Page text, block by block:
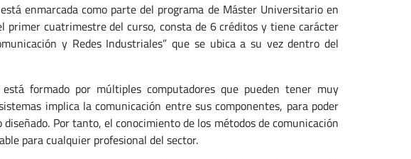
enmarcada como parte del programa de Máster Universitario en
primer cuatrimestre del curso, consta de 6 créditos y tiene carácter
y Redes Industriales” que se ubica a su vez dentro del
formado por múltiples computadores que pueden tener muy
implica la comunicación entre sus componentes, para poder
Por tanto, el conocimiento de los métodos de comunicación
para cualquier profesional del sector.